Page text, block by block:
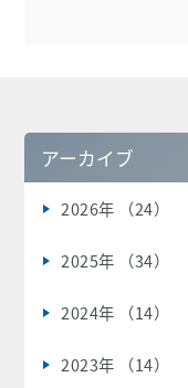
アーカイブ
2026年 （24）
2025年 （34）
2024年 （14）
2023年 （14）